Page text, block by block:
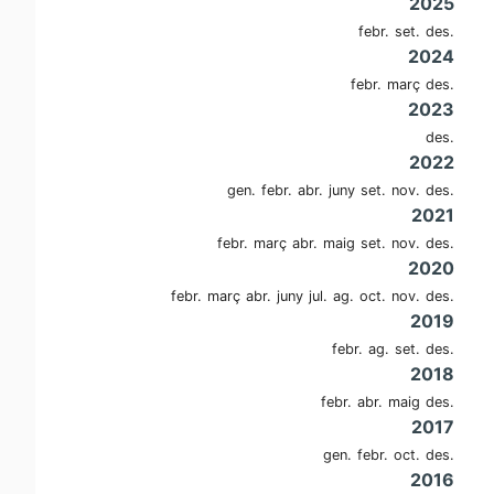
febr. set. des.
2024
febr. març des.
2023
des.
2022
gen. febr. abr. juny set. nov. des.
2021
febr. març abr. maig set. nov. des.
2020
febr. març abr. juny jul. ag. oct. nov. des.
2019
febr. ag. set. des.
2018
febr. abr. maig des.
2017
gen. febr. oct. des.
2016